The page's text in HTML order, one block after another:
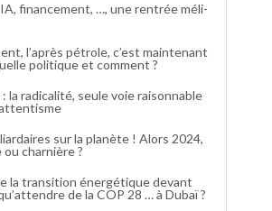
IA, financement, …, une rentrée méli-
l’après pétrole, c’est maintenant
politique et comment ?
la radicalité, seule voie raisonnable
sur la planète ! Alors 2024,
ou charnière ?
la transition énergétique devant
de la COP 28 … à Dubaï ?